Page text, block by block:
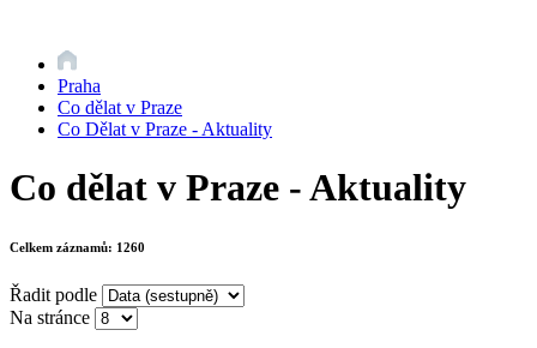
Praha
Co dělat v Praze
Co Dělat v Praze - Aktuality
Co dělat v Praze - Aktuality
Celkem záznamů: 1260
Řadit podle
Na stránce